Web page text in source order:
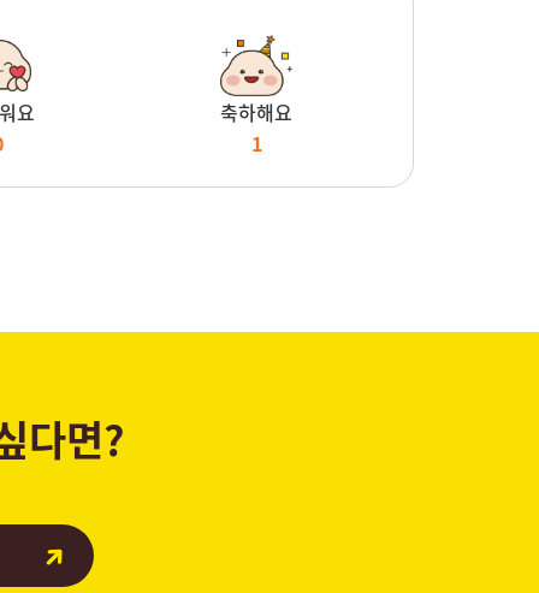
요
축하해요
1
다면?